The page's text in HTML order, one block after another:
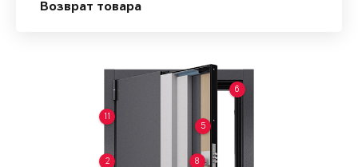
Возврат товара
2
5
6
8
11